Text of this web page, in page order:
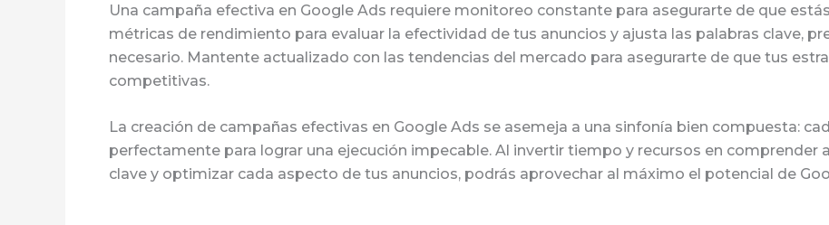
Una campaña efectiva en Google Ads requiere monitoreo constante para asegurarte de que
métricas de rendimiento para evaluar la efectividad de tus anuncios y ajusta las palabras clave,
necesario. Mantente actualizado con las tendencias del mercado para asegurarte de que tus
competitivas.
La creación de campañas efectivas en Google Ads se asemeja a una sinfonía bien compuesta:
perfectamente para lograr una ejecución impecable. Al invertir tiempo y recursos en comprender
clave y optimizar cada aspecto de tus anuncios, podrás aprovechar al máximo el potencial de